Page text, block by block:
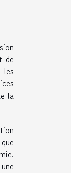
de
les
la